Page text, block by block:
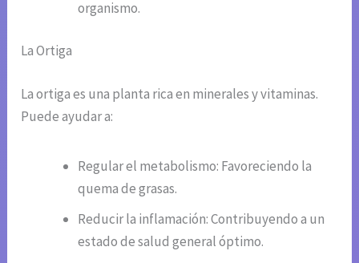
organismo.
La Ortiga
La ortiga es una planta rica en minerales y vitaminas.
Puede ayudar a:
Regular el metabolismo: Favoreciendo la
quema de grasas.
Reducir la inflamación: Contribuyendo a un
estado de salud general óptimo.